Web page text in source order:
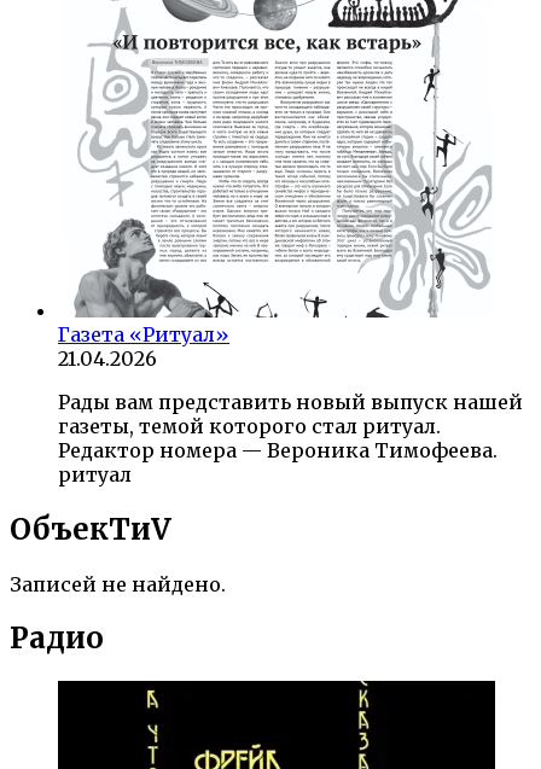
Газета «Ритуал»
21.04.2026
Рады вам представить новый выпуск нашей
газеты, темой которого стал ритуал.
Редактор номера — Вероника Тимофеева.
ритуал
ОбъекTиV
Записей не найдено.
Радио